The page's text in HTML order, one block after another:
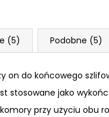
(5) Podobne (5)
on do końcowego
stosowane jako
przy użyciu obu